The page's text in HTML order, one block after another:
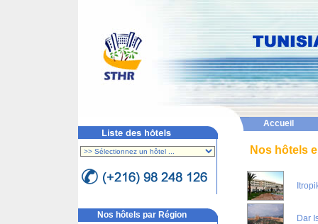
Accueil
Nos hôtels par Région
Nos hôtels
Dar